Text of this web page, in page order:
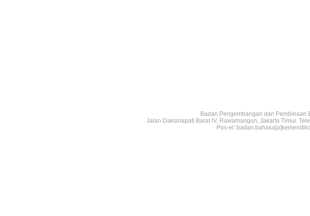
Badan Pengembangan dan
Jalan Daksinapati Barat IV, Rawamangun, Jakarta Timur.
Pos-el: badan.bahasa[a